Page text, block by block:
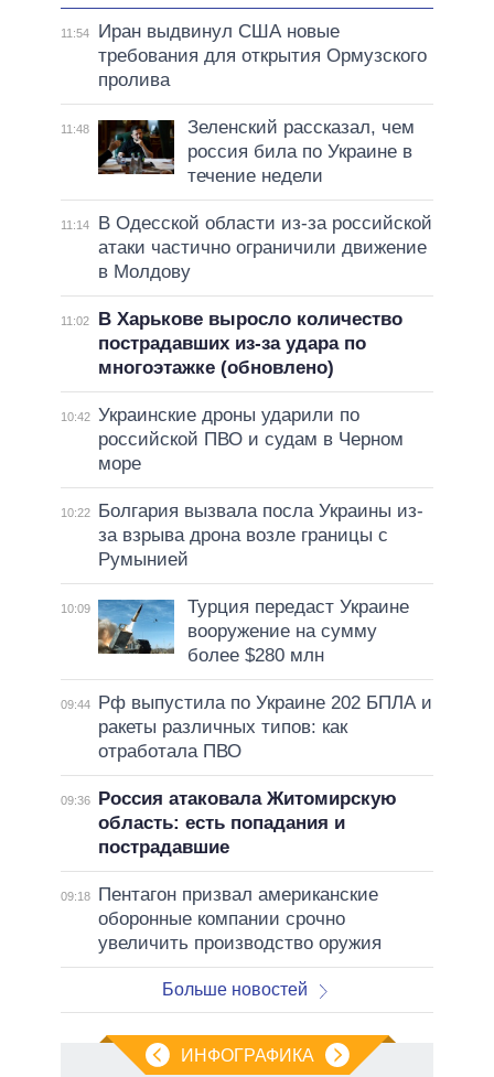
11:54
Иран выдвинул США новые
требования для открытия Ормузского
пролива
11:48
Зеленский рассказал, чем
россия била по Украине в
течение недели
11:14
В Одесской области из-за российской
атаки частично ограничили движение
в Молдову
11:02
В Харькове выросло количество
пострадавших из-за удара по
многоэтажке (обновлено)
10:42 Украинские дроны ударили по
российской ПВО и судам в Черном
море
10:22
Болгария вызвала посла Украины из-
за взрыва дрона возле границы с
Румынией
10:09
Турция передаст Украине
вооружение на сумму
более $280 млн
09:44
Рф выпустила по Украине 202 БПЛА и
ракеты различных типов: как
отработала ПВО
09:36
Россия атаковала Житомирскую
область: есть попадания и
пострадавшие
09:18
Пентагон призвал американские
оборонные компании срочно
увеличить производство оружия
Больше новостей
ИНФОГРАФИКА